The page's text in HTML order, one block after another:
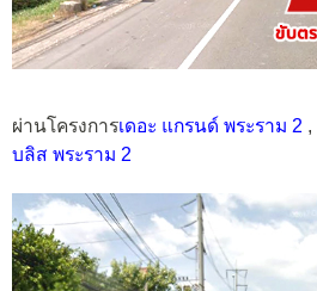
ผ่านโครงการเดอะ แกรนด์ พระราม 2 ,
บลิส พระราม 2